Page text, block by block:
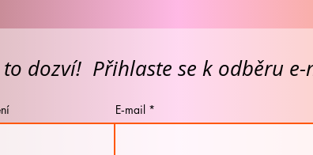
dozví! Přihlaste se k odběru
E‑mail